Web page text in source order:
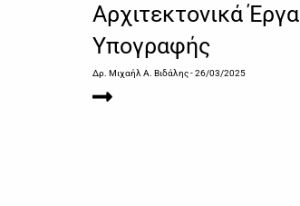
Αρχιτεκτονικά Έργα
Υπογραφής
Δρ. Μιχαήλ Α. Βιδάλης- 26/03/2025